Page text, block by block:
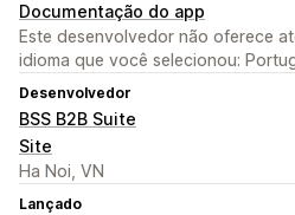
Documentação do app
Este desenvolvedor não oferece
idioma que você selecionou:
Desenvolvedor
BSS B2B Suite
Site
Ha Noi, VN
Lançado